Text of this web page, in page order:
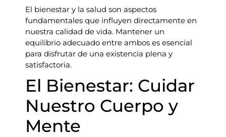
El bienestar y la salud son aspectos
fundamentales que influyen directamente en
nuestra calidad de vida. Mantener un
equilibrio adecuado entre ambos es esencial
para disfrutar de una existencia plena y
satisfactoria.
El Bienestar: Cuidar
Nuestro Cuerpo y
Mente